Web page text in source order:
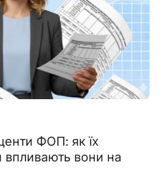
ФОП: як їх
впливають вони на